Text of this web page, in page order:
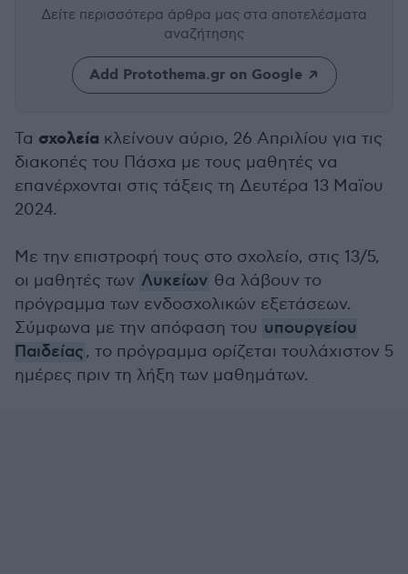
Δείτε περισσότερα άρθρα μας στα αποτελέσματα
αναζήτησης
Add Protothema.gr on Google
Τα σχολεία κλείνουν αύριο, 26 Απριλίου για τις
διακοπές του Πάσχα με τους μαθητές να
επανέρχονται στις τάξεις τη Δευτέρα 13 Μαϊου
2024.
Με την επιστροφή τους στο σχολείο, στις 13/5,
οι μαθητές των Λυκείων θα λάβουν το
πρόγραμμα των ενδοσχολικών εξετάσεων.
Σύμφωνα με την απόφαση του υπουργείου
Παιδείας, το πρόγραμμα ορίζεται τουλάχιστον 5
ημέρες πριν τη λήξη των μαθημάτων.